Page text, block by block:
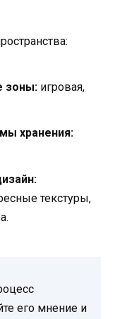
зоны: игровая,
хранения:
текстуры,
его мнение и